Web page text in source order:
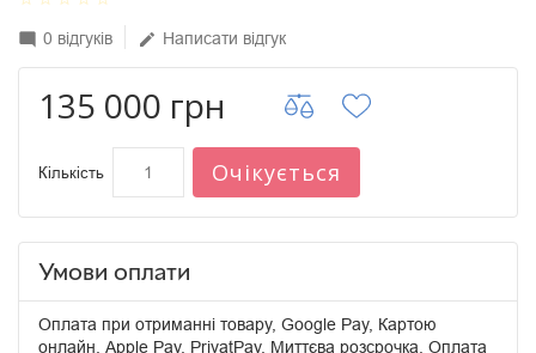
mode_comment 0 відгуків edit Написати відгук
135 000 грн
Кількість Очікується
Умови оплати
Оплата при отриманні товару, Google Pay, Картою
онлайн, Apple Pay, PrivatPay, Миттєва розсрочка, Оплата